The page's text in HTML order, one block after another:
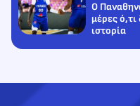
Ο
μέρες ό,τι
ιστορία